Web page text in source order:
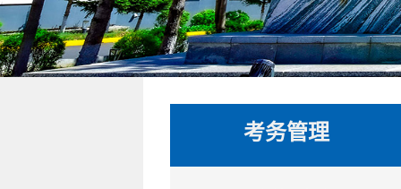
考务管理